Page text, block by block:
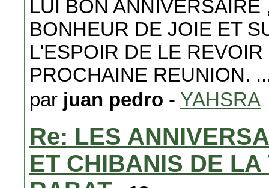
LUI BON
BONHEUR DE JOIE ET
L'ESPOIR DE LE
PROCHAINE REUNION.
par juan pedro - YAHSRA
Re: LES
ET CHIBANIS DE